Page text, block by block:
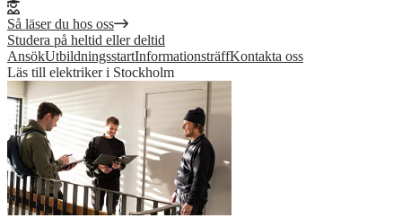
Så läser du hos oss
Studera på heltid eller deltid
AnsökUtbildningsstartInformationsträffKontakta oss
Läs till elektriker i Stockholm